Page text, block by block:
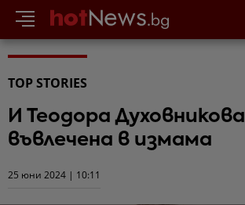
TOP STORIES
И Теодора Духовникова
въвлечена в измама
25 юни 2024 | 10:11